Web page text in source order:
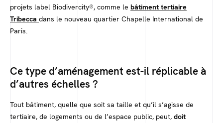
projets label Biodivercity®, comme le bâtiment tertiaire
Tribecca dans le nouveau quartier Chapelle International de
Paris.
Ce type d’aménagement est-il réplicable à
d’autres échelles ?
Tout bâtiment, quelle que soit sa taille et qu’il s’agisse de
tertiaire, de logements ou de l’espace public, peut, doit